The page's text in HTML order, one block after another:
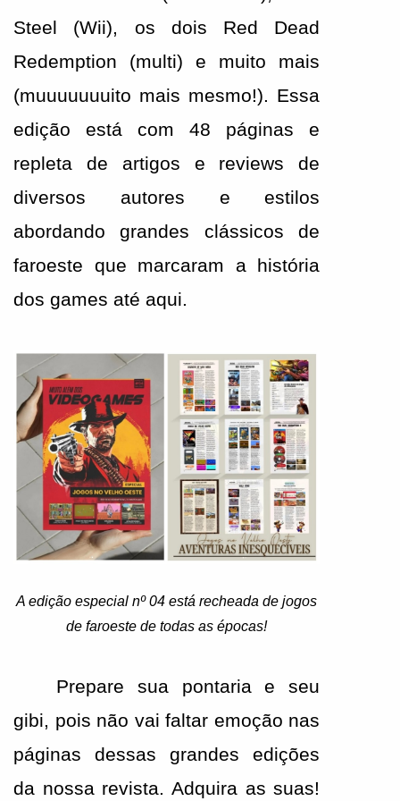
Steel (Wii), os dois Red Dead
Redemption (multi) e muito mais
(muuuuuuuito mais mesmo!). Essa
edição está com 48 páginas e
repleta de artigos e reviews de
diversos autores e estilos
abordando grandes clássicos de
faroeste que marcaram a história
dos games até aqui.
A edição especial nº 04 está recheada de jogos
de faroeste de todas as épocas!
Prepare sua pontaria e seu
gibi, pois não vai faltar emoção nas
páginas dessas grandes edições
da nossa revista. Adquira as suas!